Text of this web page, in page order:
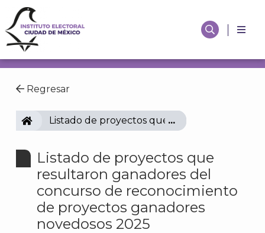
Regresar
IECMListado de proyectos que resultaron
Listado de proyectos que
resultaron ganadores del
concurso de reconocimiento
de proyectos ganadores
novedosos 2025